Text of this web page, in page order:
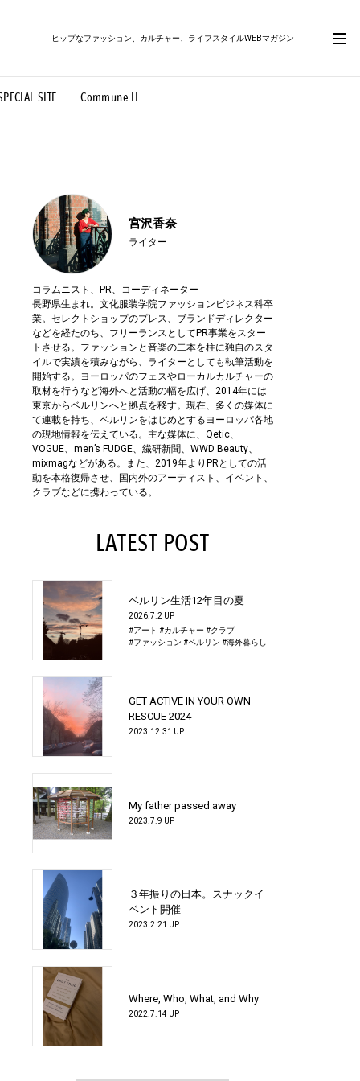
SITE Commune H
ヒップなファッション、カルチャー、ライフスタイルWEBマガジン
路地裏てぃーん。 #MONTHLY JOURNAL
宮沢香奈
ライター
コラムニスト、PR、コーディネーター
長野県生まれ。文化服装学院ファッションビジネス科卒
業。セレクトショップのプレス、ブランドディレクター
などを経たのち、フリーランスとしてPR事業をスター
トさせる。ファッションと音楽の二本を柱に独自のスタ
イルで実績を積みながら、ライターとしても執筆活動を
開始する。ヨーロッパのフェスやローカルカルチャーの
取材を行うなど海外へと活動の幅を広げ、2014年には
東京からベルリンへと拠点を移す。現在、多くの媒体に
て連載を持ち、ベルリンをはじめとするヨーロッパ各地
の現地情報を伝えている。主な媒体に、Qetic、
VOGUE、men’s FUDGE、繊研新聞、WWD Beauty、
mixmagなどがある。また、2019年よりPRとしての活
動を本格復帰させ、国内外のアーティスト、イベント、
クラブなどに携わっている。
LATEST POST
ベルリン生活12年目の夏
2026.7.2 UP
#アート #カルチャー #クラブ
#ファッション #ベルリン #海外暮らし
GET ACTIVE IN YOUR OWN
RESCUE 2024
2023.12.31 UP
My father passed away
2023.7.9 UP
３年振りの日本。スナックイ
ベント開催
2023.2.21 UP
Where, Who, What, and Why
2022.7.14 UP